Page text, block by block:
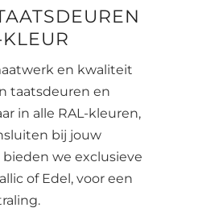
en kwaliteit
taatsdeuren en
in alle RAL-kleuren,
bij jouw
we exclusieve
of Edel, voor een